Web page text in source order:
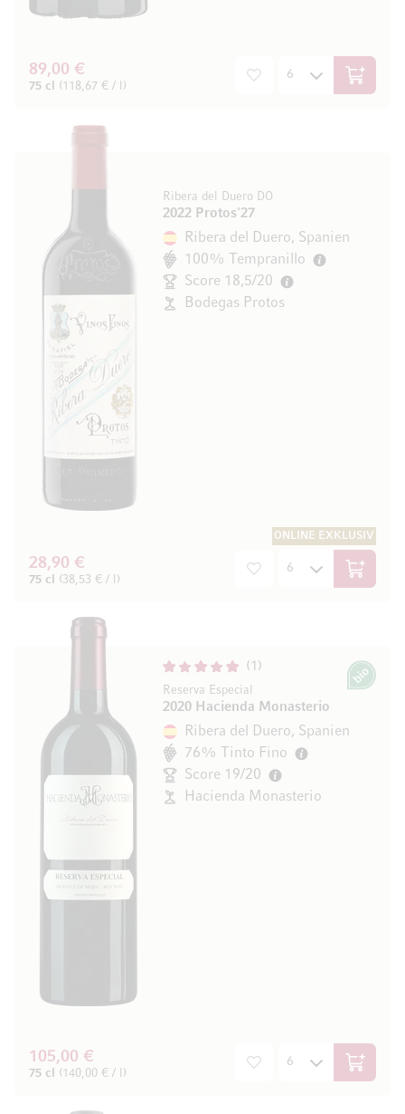
89,00 €
75 cl (118,67 € / l) In den
Ribera del Duero DO
2022 Protos'27
Ribera del Duero, Spanien
100% Tempranillo
Score 18,5/20
Bodegas Protos
ONLINE EXKLUSIV
28,90 €
75 cl (38,53 € / l) In den
1
Reserva Especial
2020 Hacienda Monasterio
Bio
Ribera del Duero, Spanien
76% Tinto Fino
Score 19/20
Hacienda Monasterio
105,00 €
75 cl (140,00 € / l) In den